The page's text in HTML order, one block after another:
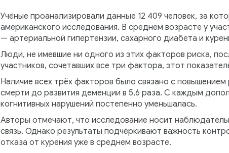
Учёные проанализировали данные 12 409 человек, за
американского исследования. В среднем возрасте у
— артериальной гипертензии, сахарного диабета и
Люди, не имевшие ни одного из этих факторов риска,
участников, сочетавших все три фактора, этот
Наличие всех трёх факторов было связано с
смерти до развития деменции в 5,6 раза. С каждым
когнитивных нарушений постепенно уменьшалась.
Авторы отмечают, что исследование носит
связь. Однако результаты подчёркивают важность
отказа от курения уже в среднем возрасте.